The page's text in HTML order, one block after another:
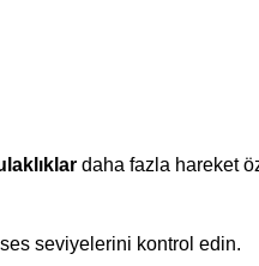
daha fazla hareket
seviyelerini kontrol edin.